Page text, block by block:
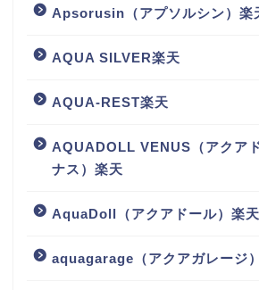
Apsorusin（アプソルシン）楽
AQUA SILVER楽天
AQUA-REST楽天
AQUADOLL VENUS（アクア
ナス）楽天
AquaDoll（アクアドール）楽天
aquagarage（アクアガレージ